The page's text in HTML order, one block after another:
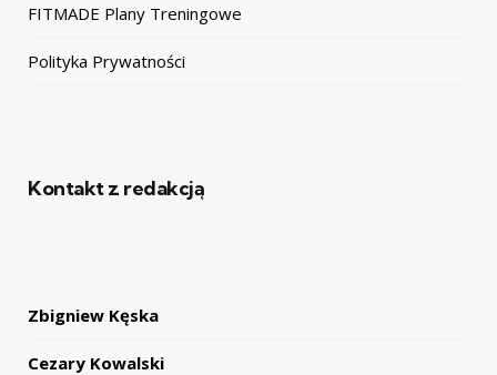
FITMADE Plany Treningowe
Polityka Prywatności
Kontakt z redakcją
Zbigniew Kęska
Cezary Kowalski